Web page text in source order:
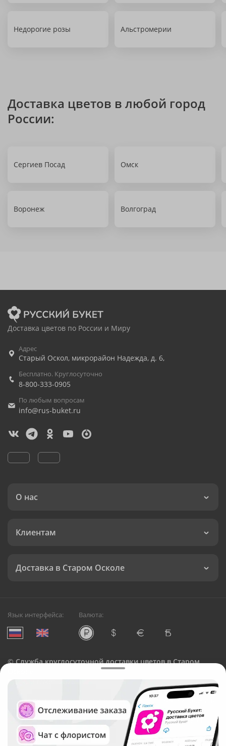
Недорогие розы Альстромерии
Доставка цветов в любой город
России:
Сергиев Посад Омск
Воронеж Волгоград
Доставка цветов по России и Миру
Адрес
Старый Оскол, микрорайон Надежда, д. 6,
Бесплатно. Круглосуточно
8-800-333-0905
По любым вопросам
info@rus-buket.ru
О нас
Клиентам
Доставка в Старом Осколе
Язык интерфейса: Валюта:
©Служба круглосуточной доставки цветов в Старом
Русский Букет, 2026
Общество с ограниченной ответственностью «Технология»
ОГРН: 1195476081745, ИНН: 5410081997
Юридический адрес: г. Новосибирск, ул. Ипподромская,
д.42, оф. 3